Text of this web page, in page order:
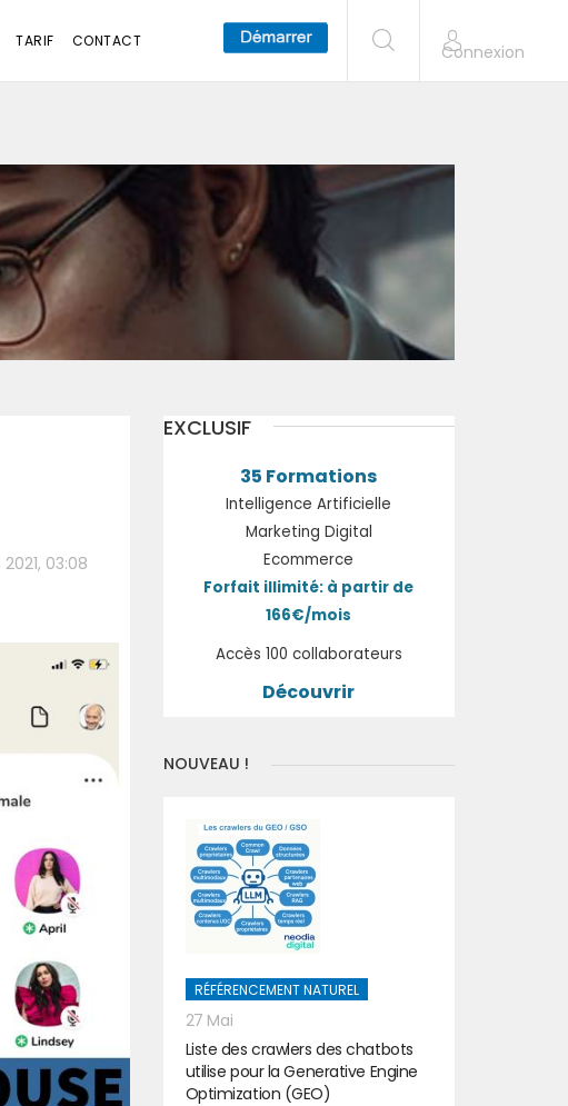
TARIF CONTACT
Connexion
03:08
EXCLUSIF
35 Formations
Intelligence Artificielle
Marketing Digital
Ecommerce
Forfait illimité: à partir de
166€/mois
Accès 100 collaborateurs
Découvrir
NOUVEAU !
RÉFÉRENCEMENT NATUREL
27 Mai
Liste des crawlers des chatbots
utilise pour la Generative Engine
Optimization (GEO)